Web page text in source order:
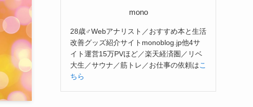
mono
28歳♂Webアナリスト／おすすめ本と生活
改善グッズ紹介サイトmonoblog.jp他4サ
イト運営15万PVほど／楽天経済圏／リベ
大生／サウナ／筋トレ／お仕事の依頼はこ
ちら